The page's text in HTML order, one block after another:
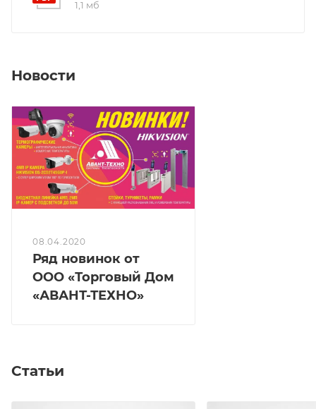
мощность: 7 Вт макс.; Рабочие условия: -30 °C…+60
1,1 мб
Новости
08.04.2020
Ряд новинок от
ООО «Торговый Дом
«АВАНТ-ТЕХНО»
Статьи